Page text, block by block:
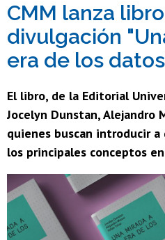
CMM lanza
divulgación
era de los
El libro, de la Editorial
Jocelyn Dunstan, Alejandro
quienes buscan introducir
los principales conceptos